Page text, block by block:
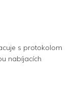
s protokolom
nabíjacích